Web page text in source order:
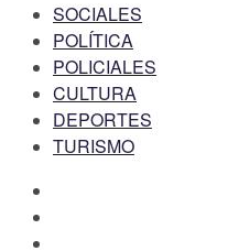
SOCIALES
POLÍTICA
POLICIALES
CULTURA
DEPORTES
TURISMO